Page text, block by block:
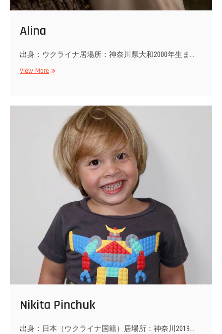
Alina
出身：ウクライナ居場所：神奈川県大和2000年生ま…
View More Alina
Nikita Pinchuk
出身：日本（ウクライナ国籍）居場所：神奈川2019…